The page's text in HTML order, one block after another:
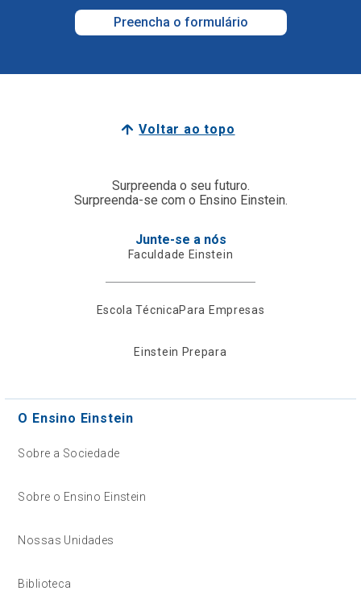
Preencha o formulário
Voltar ao topo
Surpreenda o seu futuro.
Surpreenda-se com o Ensino Einstein.
Junte-se a nós
Faculdade Einstein
Escola TécnicaPara Empresas
Einstein Prepara
O Ensino Einstein
Sobre a Sociedade
Sobre o Ensino Einstein
Nossas Unidades
Biblioteca